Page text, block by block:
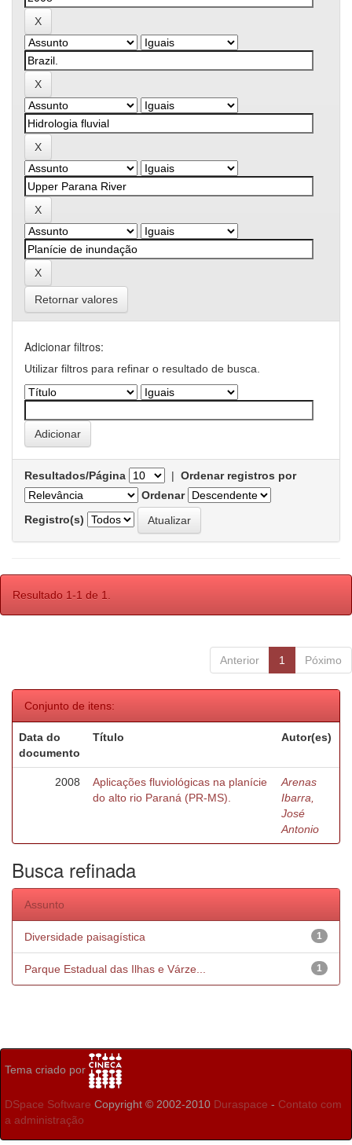
Retornar valores
Adicionar filtros:
Utilizar filtros para refinar o resultado de busca.
Resultados/Página | Ordenar registros por
Ordenar
Registro(s)
Resultado 1-1 de 1.
Anterior 1 Póximo
Conjunto de itens:
Data do
documento
Título Autor(es)
2008
Aplicações fluviológicas na planície
do alto rio Paraná (PR-MS).
Arenas
Ibarra,
José
Antonio
Busca refinada
Assunto
1
Diversidade paisagística
1
Parque Estadual das Ilhas e Várze...
Tema criado por
DSpace Software Copyright © 2002-2010 Duraspace - Contato com
a administração